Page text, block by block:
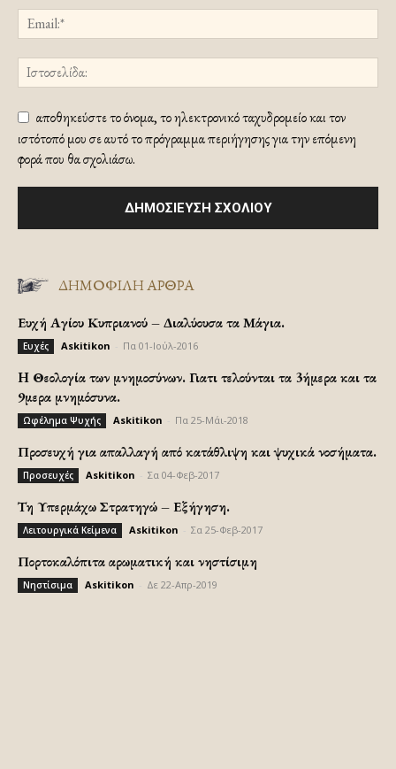
αποθηκεύστε το όνομα, το ηλεκτρονικό ταχυδρομείο και τον
ιστότοπό μου σε αυτό το πρόγραμμα περιήγησης για την επόμενη
φορά που θα σχολιάσω.
ΔΗΜΟΦΙΛΗ ΑΡΘΡΑ
Ευχή Αγίου Κυπριανού – Διαλύουσα τα Μάγια.
Ευχές Askitikon Πα 01-Ιούλ-2016
H Θεολογία των μνημοσύνων. Γιατι τελούνται τα 3ήμερα και τα
9μερα μνημόσυνα.
Ωφέλημα Ψυχής Askitikon Πα 25-Μάι-2018
Προσευχή για απαλλαγή από κατάθλιψη και ψυχικά νοσήματα.
Προσευχές Askitikon Σα 04-Φεβ-2017
Τη Υπερμάχω Στρατηγώ – Εξήγηση.
Λειτουργικά Κείμενα Askitikon Σα 25-Φεβ-2017
Πορτοκαλόπιτα αρωματική και νηστίσιμη
Νηστίσιμα Askitikon Δε 22-Απρ-2019